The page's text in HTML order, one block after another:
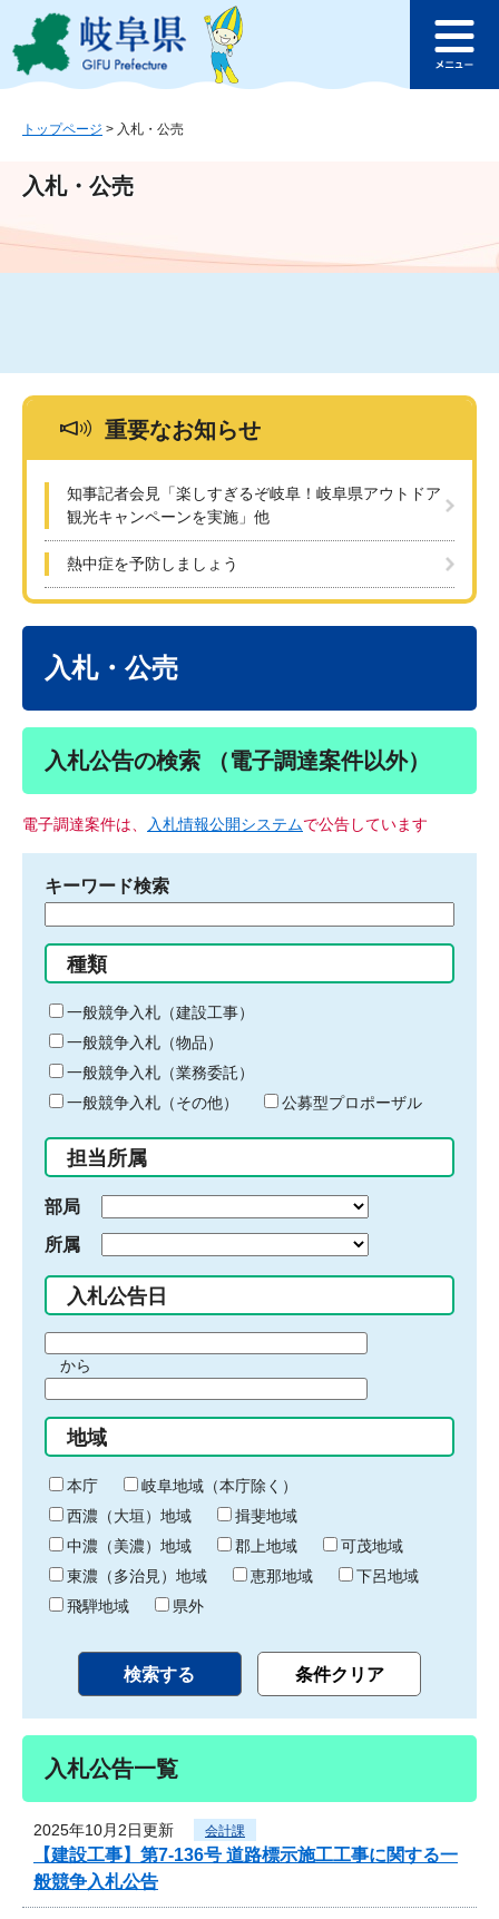
ジ
ュ
文
このページの本文へ
ュ
トップページ > 入札・公売
入札・公売
重要なお知らせ
知事記者会見「楽しすぎるぞ岐阜！岐阜県アウトドア
観光キャンペーンを実施」他
熱中症を予防しましょう
入札・公売
入札公告の検索 （電子調達案件以外）
電子調達案件は、 入札情報公開システムで公告しています
キーワード検索
る
キ
ー
ワ
ー
ド
入
力
種類
一般競争入札（建設工事）
一般競争入札（物品）
一般競争入札（業務委託）
一般競争入札（その他）
公募型プロポーザル
担当所属
部局
所属
入札公告日
間
始
り
から
間
終
わ
り
地域
本庁
岐阜地域（本庁除く）
西濃（大垣）地域
揖斐地域
中濃（美濃）地域
郡上地域
可茂地域
東濃（多治見）地域
恵那地域
下呂地域
飛騨地域
県外
入札公告一覧
2025年10月2日更新 会計課
【建設工事】第7-136号 道路標示施工工事に関する一
般競争入札公告